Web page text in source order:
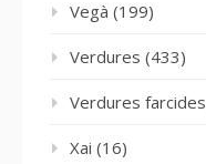
Vegà (199)
Verdures (433)
Verdures farcides
Xai (16)